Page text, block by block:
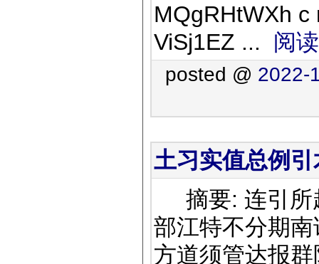
MQgRHtWXh
ViSj1EZ ... 阅
posted @ 2022-
土习实值总例
摘要: 连引所
部江特不分期
方道须管达报